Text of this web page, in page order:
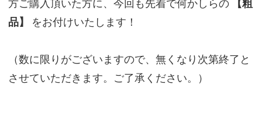
方ご購入頂いた方に、今回も先着で何かしらの
【粗
品】
をお付けいたします！
（数に限りがございますので、無くなり次第終了と
させていただきます。ご了承ください。）